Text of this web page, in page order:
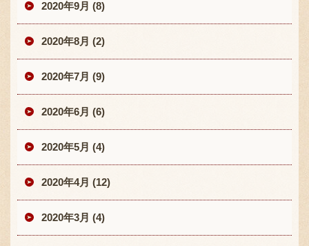
2020年9月 (8)
2020年8月 (2)
2020年7月 (9)
2020年6月 (6)
2020年5月 (4)
2020年4月 (12)
2020年3月 (4)